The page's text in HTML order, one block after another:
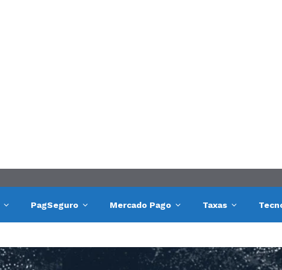
PagSeguro Mercado Pago Taxas